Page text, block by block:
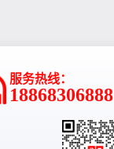
服务热线：
18868306888